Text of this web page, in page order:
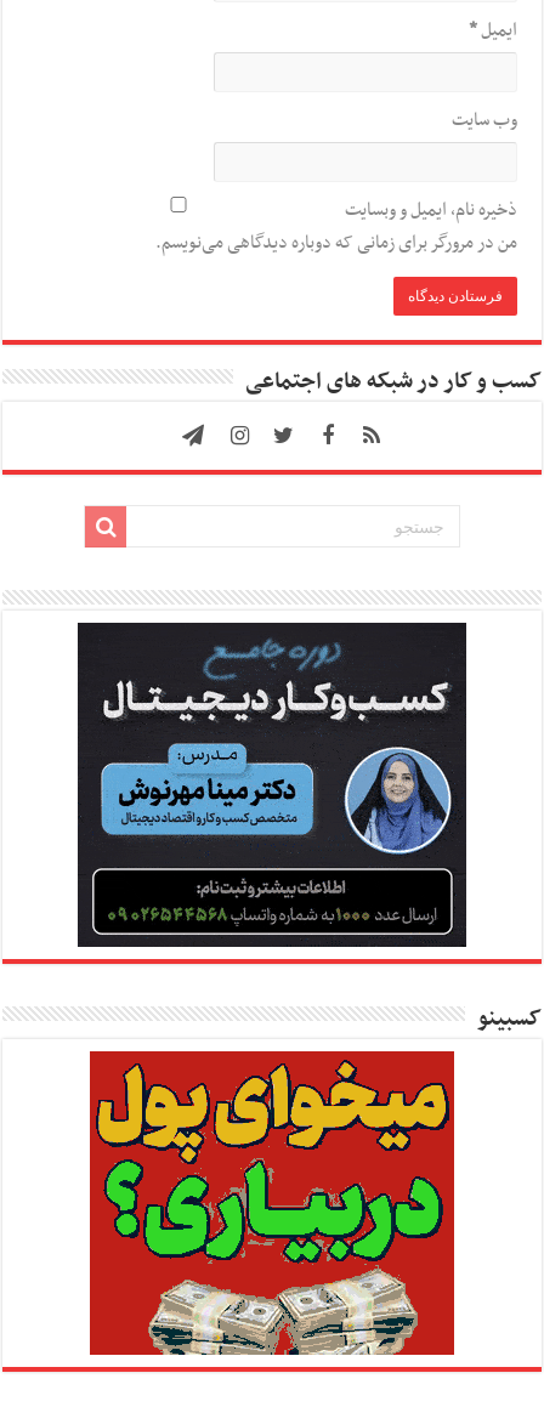
ایمیل*
وب‌ سایت
ذخیره نام، ایمیل و وبسایت
من در مرورگر برای زمانی که دوباره دیدگاهی می‌نویسم.
کسب و کار در شبکه های اجتماعی
کسبینو